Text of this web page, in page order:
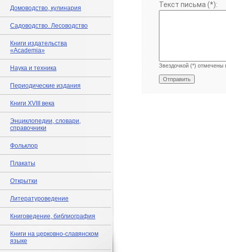
Домоводство, кулинария
Садоводство. Лесоводство
Книги издательства
«Academia»
Наука и техника
Периодические издания
Книги XVIII века
Энциклопедии, словари,
справочники
Фольклор
Плакаты
Открытки
Литературоведение
Книговедение, библиография
Книги на церковно-славянском
языке
Текст письма (*):
Звездочкой (*) отмечены